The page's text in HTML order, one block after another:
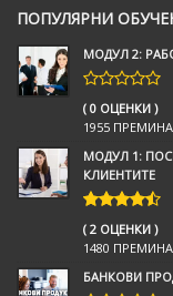
ПОПУЛЯРНИ
МОДУЛ 2:
( 0 ОЦЕНКИ )
1955
МОДУЛ 1:
КЛИЕНТИТЕ
( 2 ОЦЕНКИ )
1480
БАНКОВИ